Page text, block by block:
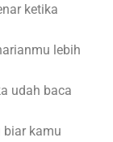
ketika
lebih
udah baca
biar kamu